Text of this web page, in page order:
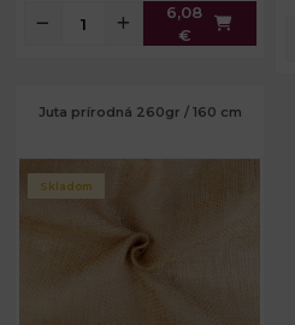
6,08
€
Juta prírodná 260gr / 160 cm
Skladom